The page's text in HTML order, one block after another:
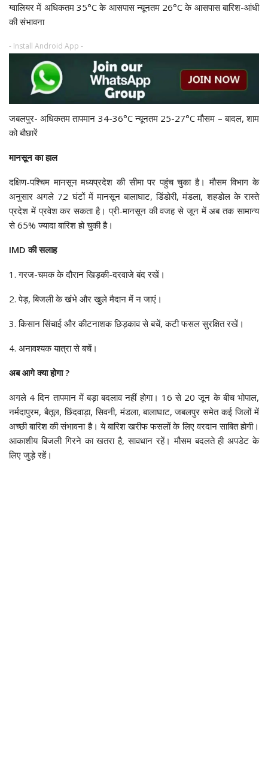
ग्वालियर में अधिकतम 35°C के आसपास न्यूनतम 26°C के आसपास बारिश-आंधी
की संभावना
- Install Android App -
जबलपुर- अधिकतम तापमान 34-36°C न्यूनतम 25-27°C मौसम – बादल, शाम
को बौछारें
मानसून का हाल
दक्षिण-पश्चिम मानसून मध्यप्रदेश की सीमा पर पहुंच चुका है। मौसम विभाग के
अनुसार अगले 72 घंटों में मानसून बालाघाट, डिंडोरी, मंडला, शहडोल के रास्ते
प्रदेश में प्रवेश कर सकता है। प्री-मानसून की वजह से जून में अब तक सामान्य
से 65% ज्यादा बारिश हो चुकी है।
IMD की सलाह
1. गरज-चमक के दौरान खिड़की-दरवाजे बंद रखें।
2. पेड़, बिजली के खंभे और खुले मैदान में न जाएं।
3. किसान सिंचाई और कीटनाशक छिड़काव से बचें, कटी फसल सुरक्षित रखें।
4. अनावश्यक यात्रा से बचें।
अब आगे क्या होगा ?
अगले 4 दिन तापमान में बड़ा बदलाव नहीं होगा। 16 से 20 जून के बीच भोपाल,
नर्मदापुरम, बैतूल, छिंदवाड़ा, सिवनी, मंडला, बालाघाट, जबलपुर समेत कई जिलों में
अच्छी बारिश की संभावना है। ये बारिश खरीफ फसलों के लिए वरदान साबित होगी।
आकाशीय बिजली गिरने का खतरा है, सावधान रहें। मौसम बदलते ही अपडेट के
लिए जुड़े रहें।